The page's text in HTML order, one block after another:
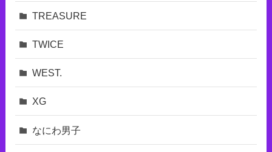
TREASURE
TWICE
WEST.
XG
なにわ男子